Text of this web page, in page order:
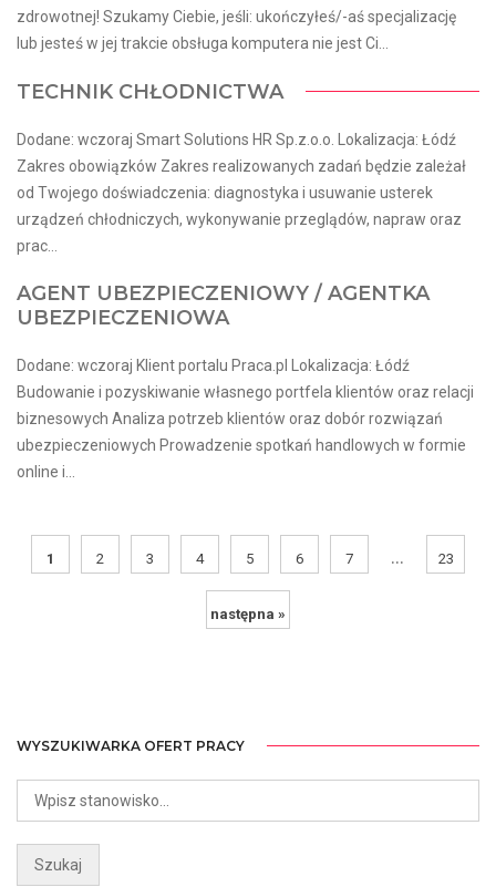
zdrowotnej! Szukamy Ciebie, jeśli​: ukończyłeś/-aś specjalizację
lub jesteś w jej trakcie obsługa komputera nie jest Ci...
TECHNIK CHŁODNICTWA
Dodane: wczoraj Smart Solutions HR Sp.z.o.o. Lokalizacja: Łódź
Zakres obowiązków Zakres realizowanych zadań będzie zależał
od Twojego doświadczenia: diagnostyka i usuwanie usterek
urządzeń chłodniczych, wykonywanie przeglądów, napraw oraz
prac...
AGENT UBEZPIECZENIOWY / AGENTKA
UBEZPIECZENIOWA
Dodane: wczoraj Klient portalu Praca.pl Lokalizacja: Łódź
Budowanie i pozyskiwanie własnego portfela klientów oraz relacji
biznesowych Analiza potrzeb klientów oraz dobór rozwiązań
ubezpieczeniowych Prowadzenie spotkań handlowych w formie
online i...
1 2 3 4 5 6 7 ... 23
następna »
WYSZUKIWARKA OFERT PRACY